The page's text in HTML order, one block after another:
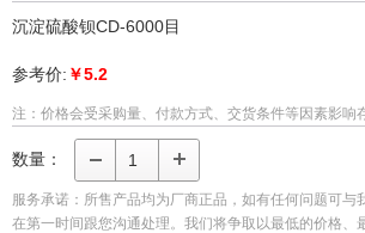
沉淀硫酸钡CD-6000目
参考价: ￥5.2
注：价格会受采购量、付款方式、交货条件等因素影响
数量：
服务承诺：所售产品均为厂商正品，如有任何问题可与
在第一时间跟您沟通处理。我们将争取以最低的价格、